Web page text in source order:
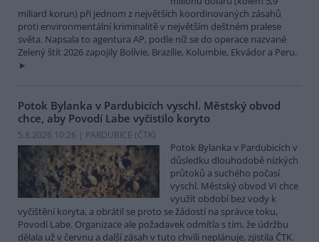
miliard korun) při jednom z největších koordinovaných zásahů
proti environmentální kriminalitě v největším deštném pralese
světa. Napsala to agentura AP, podle níž se do operace nazvané
Zelený štít 2026 zapojily Bolívie, Brazílie, Kolumbie, Ekvádor a Peru.
Potok Bylanka v Pardubicích vyschl. Městský obvod
chce, aby Povodí Labe vyčistilo koryto
5.8.2026 10:26 | PARDUBICE (ČTK)
Potok Bylanka v Pardubicích v
důsledku dlouhodobě nízkých
průtoků a suchého počasí
vyschl. Městský obvod VI chce
využít období bez vody k
vyčištění koryta, a obrátil se proto se žádostí na správce toku,
Povodí Labe. Organizace ale požadavek odmítla s tím, že údržbu
dělala už v červnu a další zásah v tuto chvíli neplánuje, zjistila ČTK.